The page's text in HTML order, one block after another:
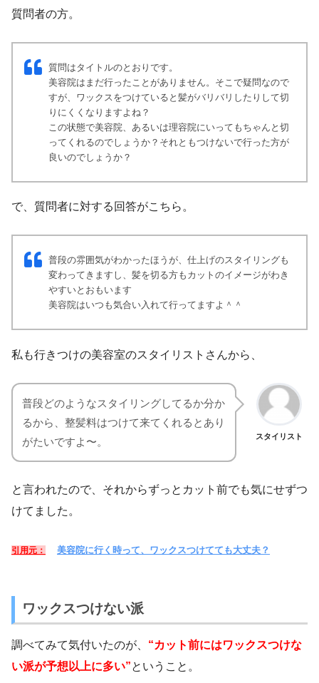
質問者の方。
質問はタイトルのとおりです。
美容院はまだ行ったことがありません。そこで疑問なので
すが、ワックスをつけていると髪がバリバリしたりして切
りにくくなりますよね？
この状態で美容院、あるいは理容院にいってもちゃんと切
ってくれるのでしょうか？それともつけないで行った方が
良いのでしょうか？
で、質問者に対する回答がこちら。
普段の雰囲気がわかったほうが、仕上げのスタイリングも
変わってきますし、髪を切る方もカットのイメージがわき
やすいとおもいます
美容院はいつも気合い入れて行ってますよ＾＾
私も行きつけの美容室のスタイリストさんから、
普段どのようなスタイリングしてるか分か
るから、整髪料はつけて来てくれるとあり
がたいですよ〜。
スタイリスト
と言われたので、それからずっとカット前でも気にせずつ
けてました。
引用元： 美容院に行く時って、ワックスつけてても大丈夫？
ワックスつけない派
調べてみて気付いたのが、 “カット前にはワックスつけな
い派が予想以上に多い”ということ。